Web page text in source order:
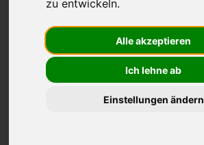
zu entwickeln.
Alle akzeptieren
Ich lehne ab
Einstellungen ändern